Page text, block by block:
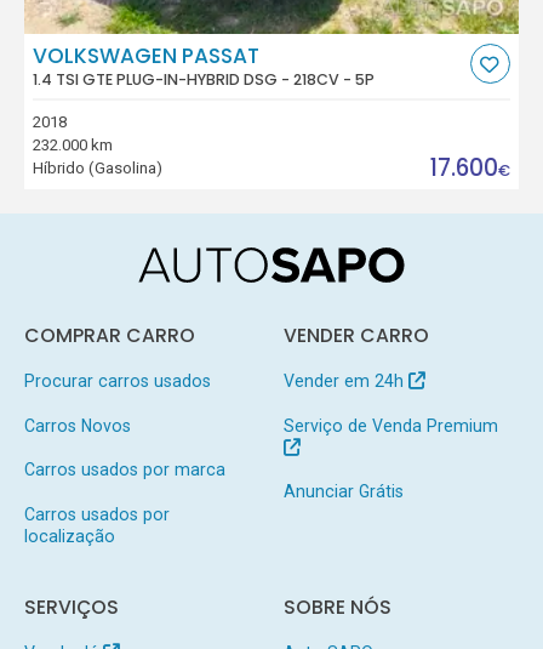
VOLKSWAGEN PASSAT
1.4 TSI GTE PLUG-IN-HYBRID DSG - 218CV - 5P
2018
232.000 km
Híbrido (Gasolina)
17.600€
COMPRAR CARRO
Procurar carros usados
Carros Novos
Carros usados por marca
Carros usados por
localização
VENDER CARRO
Vender em 24h
Serviço de Venda Premium
Anunciar Grátis
SERVIÇOS SOBRE NÓS